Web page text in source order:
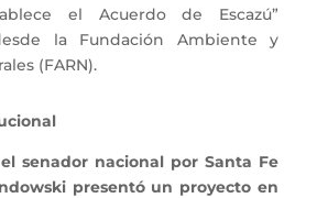
el Acuerdo de Escazú”
la Fundación Ambiente y
(FARN).
senador nacional por Santa Fe
presentó un proyecto en